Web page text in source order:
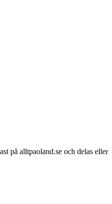
på alltpaoland.se och delas eller